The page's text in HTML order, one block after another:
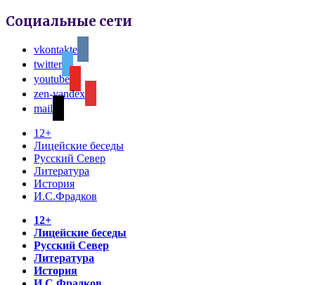
Социальные сети
vkontakte
twitter
youtube
zen-yandex
mail
12+
Лицейские беседы
Русский Север
Литература
История
И.С.Фрадков
12+
Лицейские беседы
Русский Север
Литература
История